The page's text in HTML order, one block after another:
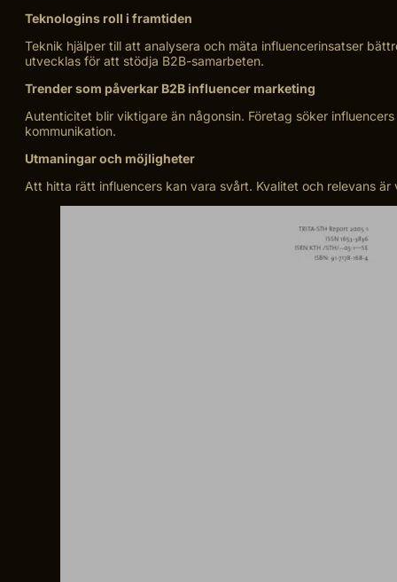
Teknologins roll i framtiden
Teknik hjälper till att analysera och mäta influencerinsatser
utvecklas för att stödja B2B-samarbeten.
Trender som påverkar B2B influencer marketing
Autenticitet blir viktigare än någonsin. Företag söker
kommunikation.
Utmaningar och möjligheter
Att hitta rätt influencers kan vara svårt. Kvalitet och relevans